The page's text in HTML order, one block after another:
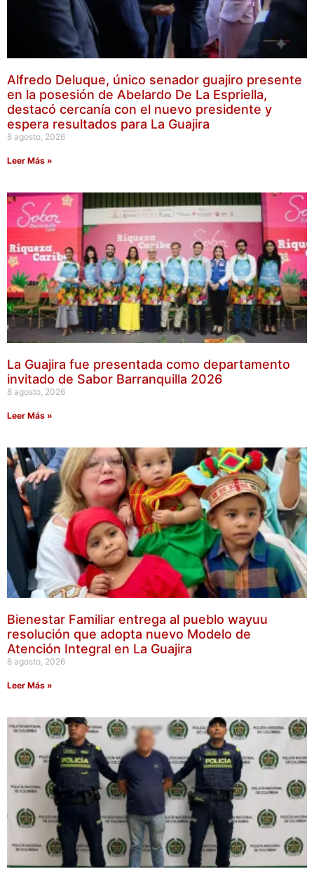
Alfredo Deluque, único senador guajiro presente
en la posesión de Abelardo De La Espriella,
destacó cercanía con el nuevo presidente y
espera resultados para La Guajira
8 agosto, 2026
Leer Más »
La Guajira fue presentada como departamento
invitado de Sabor Barranquilla 2026
8 agosto, 2026
Leer Más »
Bienestar Familiar entrega al pueblo wayuu
resolución que adopta nuevo Modelo de
Atención Integral en La Guajira
8 agosto, 2026
Leer Más »